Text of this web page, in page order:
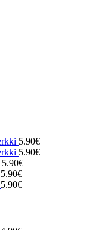
5.90€
5.90€
5.90€
5.90€
5.90€